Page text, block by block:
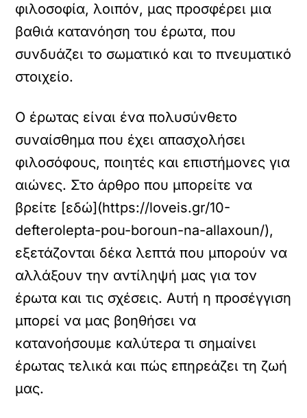
φιλοσοφία, λοιπόν, μας προσφέρει μια
βαθιά κατανόηση του έρωτα, που
συνδυάζει το σωματικό και το πνευματικό
στοιχείο.
Ο έρωτας είναι ένα πολυσύνθετο
συναίσθημα που έχει απασχολήσει
φιλοσόφους, ποιητές και επιστήμονες για
αιώνες. Στο άρθρο που μπορείτε να
βρείτε [εδώ](https://loveis.gr/10-
defterolepta-pou-boroun-na-allaxoun/),
εξετάζονται δέκα λεπτά που μπορούν να
αλλάξουν την αντίληψή μας για τον
έρωτα και τις σχέσεις. Αυτή η προσέγγιση
μπορεί να μας βοηθήσει να
κατανοήσουμε καλύτερα τι σημαίνει
έρωτας τελικά και πώς επηρεάζει τη ζωή
μας.